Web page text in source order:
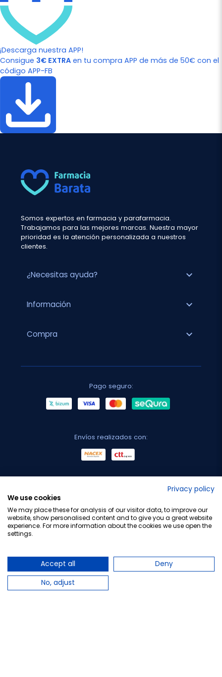
¡Descarga nuestra APP!
Consigue 3€ EXTRA en tu compra APP de más de 50€ con el
código APP-FB
Somos expertos en farmacia y parafarmacia.
Trabajamos para las mejores marcas. Nuestra mayor
prioridad es la atención personalizada a nuestros
clientes.
¿Necesitas ayuda? expand_more
Información expand_more
Compra expand_more
Pago seguro:
Envíos realizados con:
Privacy policy
We use cookies
We may place these for analysis of our visitor data, to improve our
website, show personalised content and to give you a great website
experience. For more information about the cookies we use open the
settings.
Accept all
Deny
No, adjust